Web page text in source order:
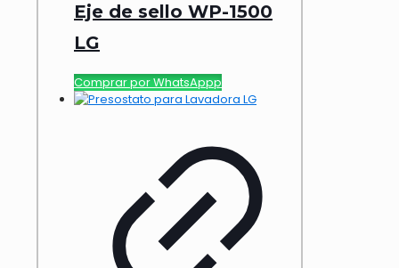
Eje de sello WP-1500
LG
Comprar por WhatsAppp